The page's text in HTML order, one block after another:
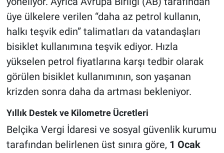
üye ülkelere verilen “daha az petrol kullanın,
halkı teşvik edin” talimatları da vatandaşları
bisiklet kullanımına teşvik ediyor. Hızla
yükselen petrol fiyatlarına karşı tedbir olarak
görülen bisiklet kullanımının, son yaşanan
krizden sonra daha da artması bekleniyor.
Yıllık Destek ve Kilometre Ücretleri
Belçika Vergi İdaresi ve sosyal güvenlik kurumu
tarafından belirlenen üst sınıra göre, 1 Ocak